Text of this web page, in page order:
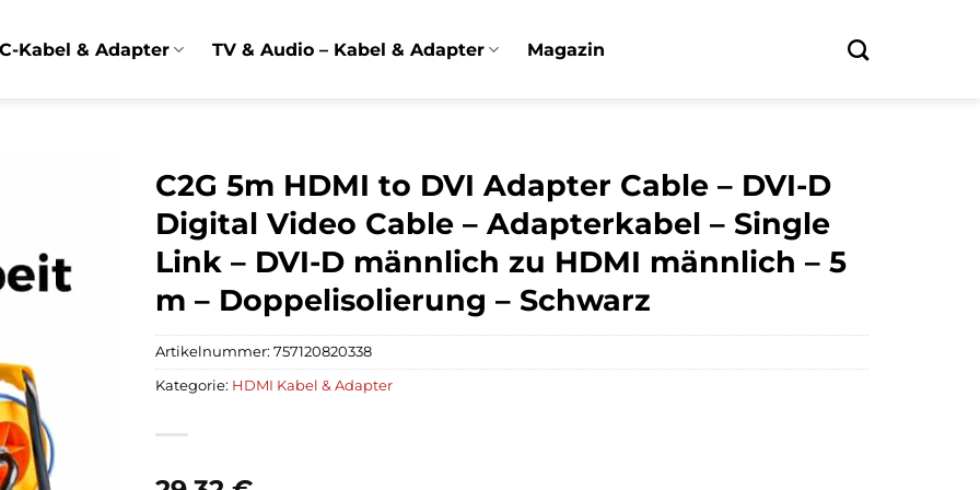
Kabel & Adapter TV & Audio – Kabel & Adapter Magazin
C2G 5m HDMI to DVI Adapter Cable – DVI-D
Digital Video Cable – Adapterkabel – Single
Link – DVI-D männlich zu HDMI männlich – 5
m – Doppelisolierung – Schwarz
Artikelnummer: 757120820338
Kategorie: HDMI Kabel & Adapter